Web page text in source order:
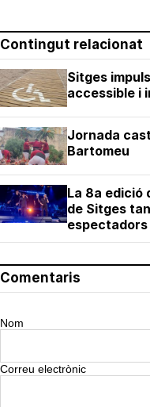
Contingut relacionat
Sitges
accessible i
Jornada
Bartomeu
La 8a edició
de Sitges
espectadors
Comentaris
Nom
Correu electrònic